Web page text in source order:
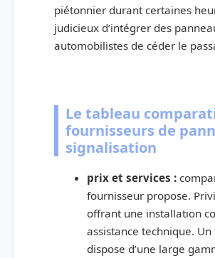
piétonnier durant certaines
judicieux d’intégrer des
automobilistes de céder le
Le tableau
fournisseurs de
signalisation
prix et services :
fournisseur propose.
offrant une installation
assistance technique.
dispose d’une large